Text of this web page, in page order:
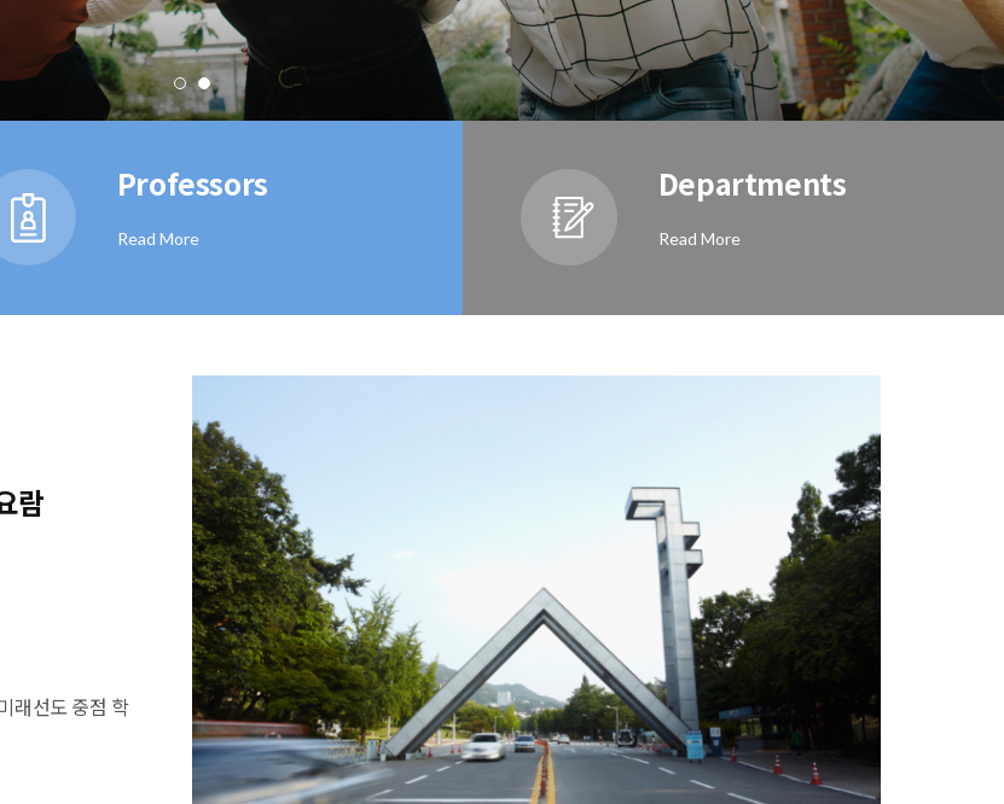
Professors
Read More
Departments
Read More
람
래선도 중점 학